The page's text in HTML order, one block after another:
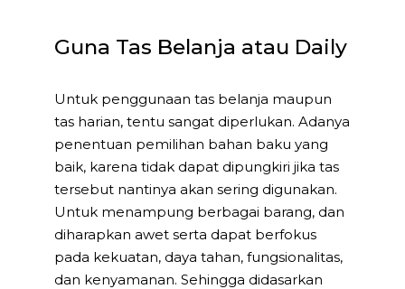
Guna Tas Belanja atau Daily
Untuk penggunaan tas belanja maupun
tas harian, tentu sangat diperlukan. Adanya
penentuan pemilihan bahan baku yang
baik, karena tidak dapat dipungkiri jika tas
tersebut nantinya akan sering digunakan.
Untuk menampung berbagai barang, dan
diharapkan awet serta dapat berfokus
pada kekuatan, daya tahan, fungsionalitas,
dan kenyamanan. Sehingga didasarkan